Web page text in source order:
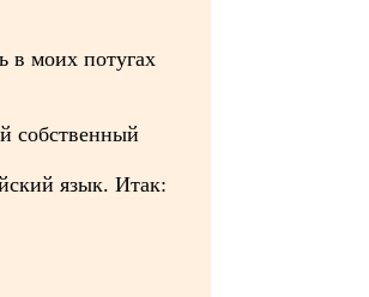
в моих потугах
собственный
язык. Итак: